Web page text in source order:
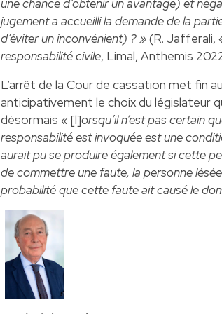
une chance d’obtenir un avantage) et
jugement a accueilli la demande de la
d’éviter un inconvénient) ? »(R. Jafferali,
responsabilité civile, Limal, Anthemis
L’arrêt de la Cour de cassation met fin
anticipativement le choix du législateur
désormais «[l]orsqu’il n’est pas certain
responsabilité est invoquée est une
aurait pu se produire également si cette
de commettre une faute, la personne
probabilité que cette faute ait causé le